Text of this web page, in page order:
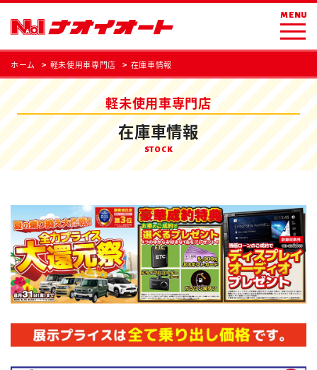
MENU
ホーム 軽未使用車専門店 在庫車情報
軽未使用車専門店
在庫車情報
STOCK